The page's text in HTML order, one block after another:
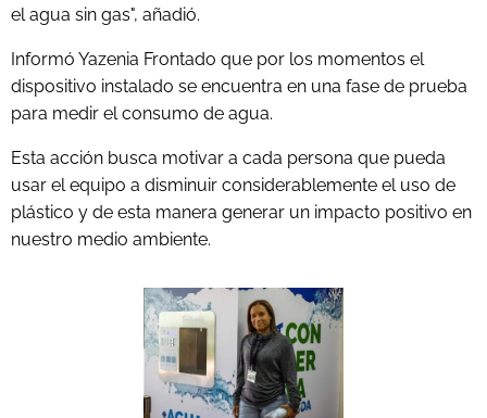
el agua sin gas", añadió.
Informó Yazenia Frontado que por los momentos el
dispositivo instalado se encuentra en una fase de prueba
para medir el consumo de agua.
Esta acción busca motivar a cada persona que pueda
usar el equipo a disminuir considerablemente el uso de
plástico y de esta manera generar un impacto positivo en
nuestro medio ambiente.